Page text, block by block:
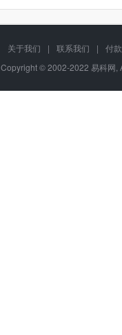
关于我们 | 联系我们 |
付
Copyright © 2002-2022 易科网